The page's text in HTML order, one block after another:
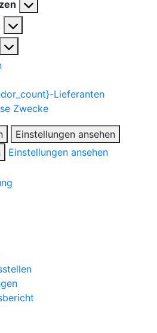
Lieferanten
Zwecke
Einstellungen ansehen
Einstellungen ansehen